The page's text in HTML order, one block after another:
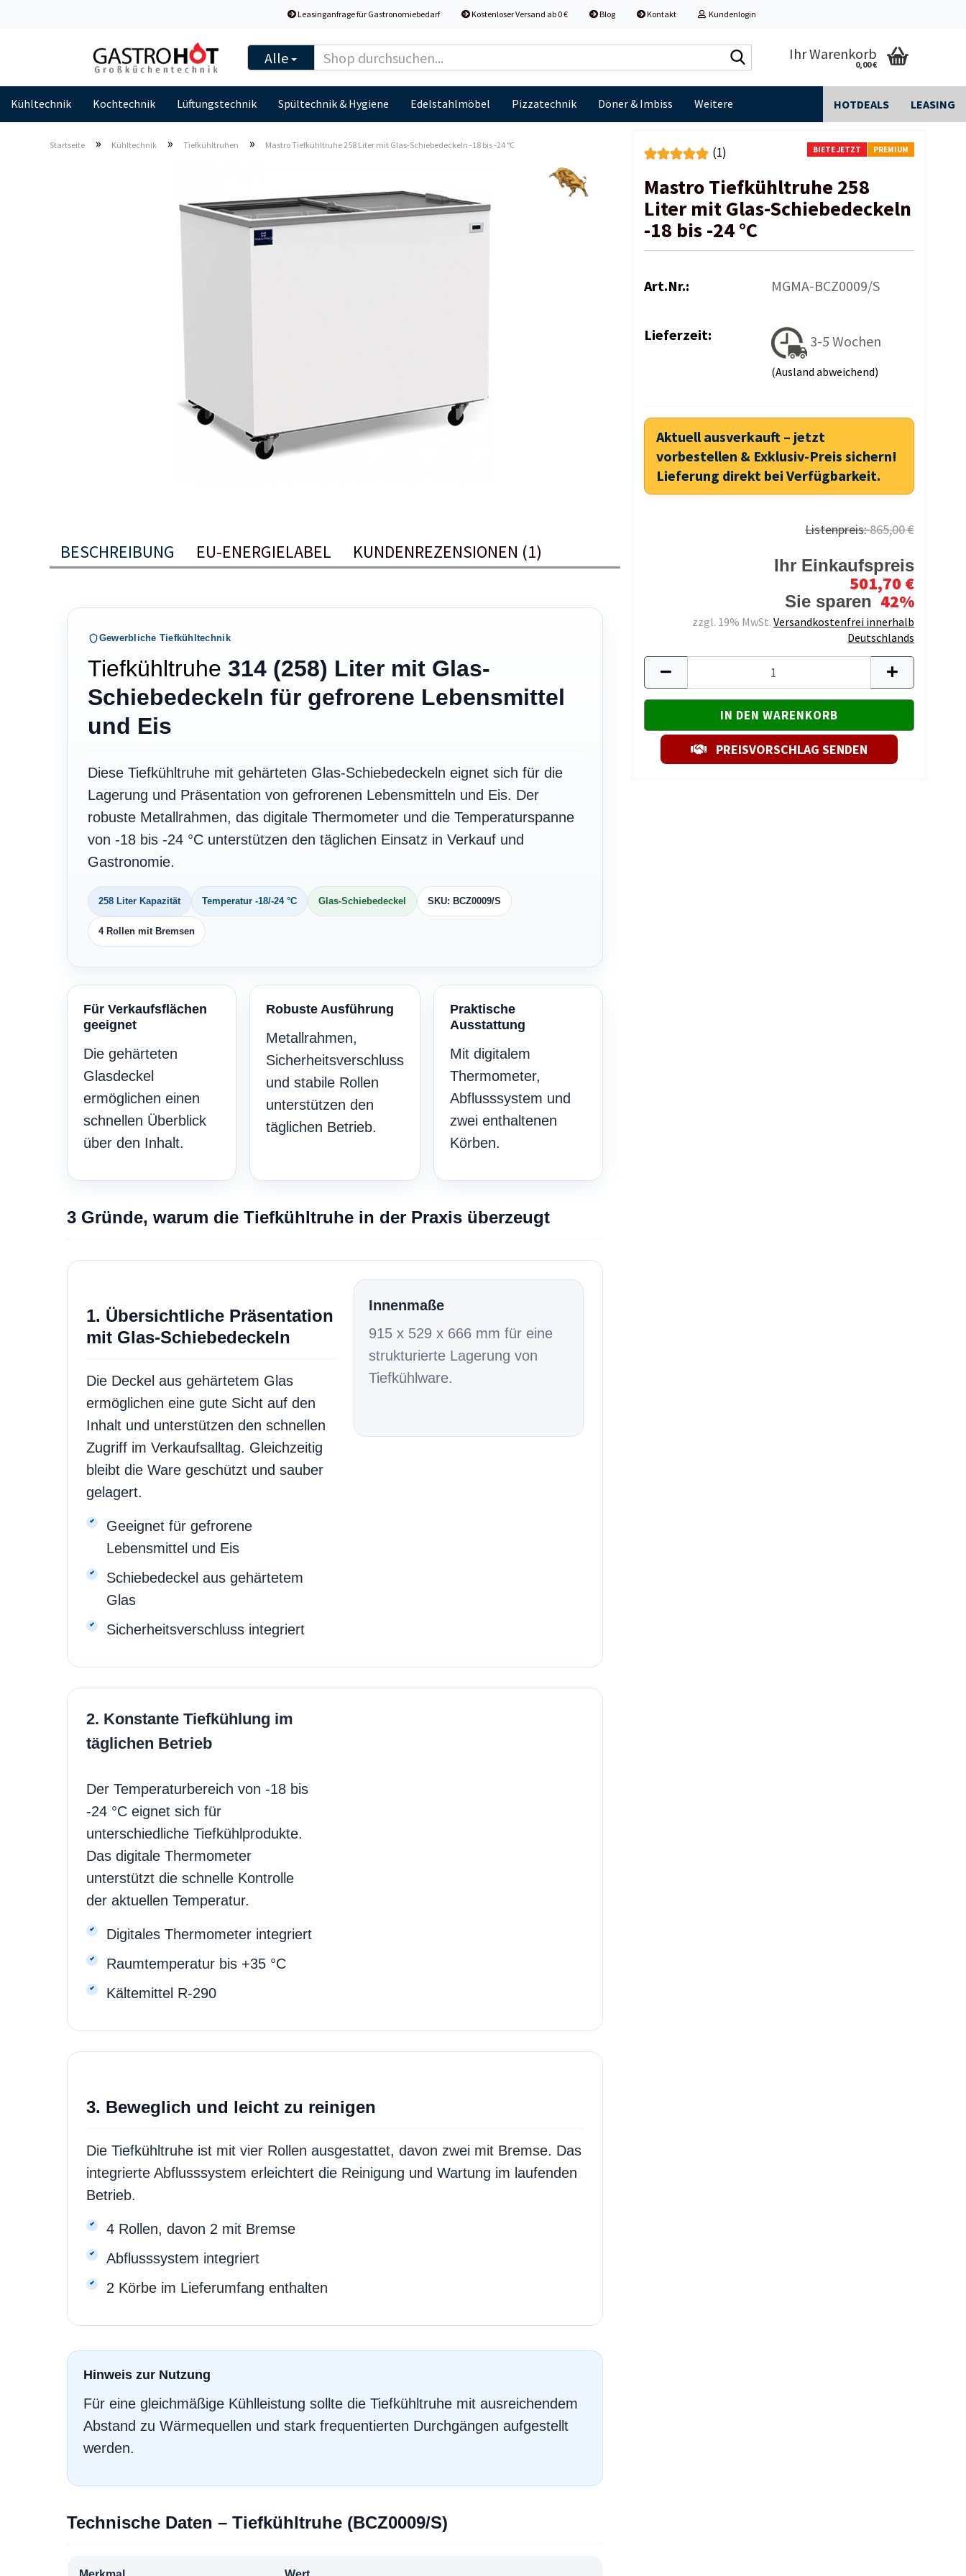
Leasinganfrage für Gastronomiebedarf Kostenloser Versand ab 0 € Blog Kontakt Kundenlogin
Alle
durchsuchen...
Ihr Warenkorb
0,00 €
Kühltechnik Kochtechnik Lüftungstechnik Spültechnik & Hygiene Edelstahlmöbel Pizzatechnik Döner & Imbiss HOTDEALS LEASING
Weitere
Startseite » Kühltechnik » Tiefkühltruhen » Mastro Tiefkühltruhe 258 Liter mit Glas-Schiebedeckeln -18 bis -24 °C BIETE JETZT PREMIUM
(1)
Mastro Tiefkühltruhe 258
Liter mit Glas-Schiebedeckeln
-18 bis -24 °C
Art.Nr.: MGMA-BCZ0009/S
Lieferzeit: 3-5 Wochen
(Ausland abweichend)
Aktuell ausverkauft – jetzt
vorbestellen & Exklusiv-Preis sichern!
Lieferung direkt bei Verfügbarkeit.
Listenpreis:865,00 €
Ihr Einkaufspreis
501,70 €
Sie sparen 42%
zzgl. 19% MwSt.Versandkostenfrei innerhalb
Deutschlands
PREISVORSCHLAG SENDEN
BESCHREIBUNG EU-ENERGIELABEL KUNDENREZENSIONEN (1)
Gewerbliche Tiefkühltechnik
Tiefkühltruhe 314 (258) Liter mit Glas-
Schiebedeckeln für gefrorene Lebensmittel
und Eis
Diese Tiefkühltruhe mit gehärteten Glas-Schiebedeckeln eignet sich für die
Lagerung und Präsentation von gefrorenen Lebensmitteln und Eis. Der
robuste Metallrahmen, das digitale Thermometer und die Temperaturspanne
von -18 bis -24 °C unterstützen den täglichen Einsatz in Verkauf und
Gastronomie.
258 Liter Kapazität Temperatur -18/-24 °C Glas-Schiebedeckel SKU: BCZ0009/S
4 Rollen mit Bremsen
Für Verkaufsflächen
geeignet
Die gehärteten
Glasdeckel
ermöglichen einen
schnellen Überblick
über den Inhalt.
Robuste Ausführung
Metallrahmen,
Sicherheitsverschluss
und stabile Rollen
unterstützen den
täglichen Betrieb.
Praktische
Ausstattung
Mit digitalem
Thermometer,
Abflusssystem und
zwei enthaltenen
Körben.
3 Gründe, warum die Tiefkühltruhe in der Praxis überzeugt
1. Übersichtliche Präsentation
mit Glas-Schiebedeckeln
Die Deckel aus gehärtetem Glas
ermöglichen eine gute Sicht auf den
Inhalt und unterstützen den schnellen
Zugriff im Verkaufsalltag. Gleichzeitig
bleibt die Ware geschützt und sauber
gelagert.
Geeignet für gefrorene
Lebensmittel und Eis
Schiebedeckel aus gehärtetem
Glas
Sicherheitsverschluss integriert
Innenmaße
915 x 529 x 666 mm für eine
strukturierte Lagerung von
Tiefkühlware.
2. Konstante Tiefkühlung im
täglichen Betrieb
Der Temperaturbereich von -18 bis
-24 °C eignet sich für
unterschiedliche Tiefkühlprodukte.
Das digitale Thermometer
unterstützt die schnelle Kontrolle
der aktuellen Temperatur.
Digitales Thermometer integriert
Raumtemperatur bis +35 °C
Kältemittel R-290
3. Beweglich und leicht zu reinigen
Die Tiefkühltruhe ist mit vier Rollen ausgestattet, davon zwei mit Bremse. Das
integrierte Abflusssystem erleichtert die Reinigung und Wartung im laufenden
Betrieb.
4 Rollen, davon 2 mit Bremse
Abflusssystem integriert
2 Körbe im Lieferumfang enthalten
Hinweis zur Nutzung
Für eine gleichmäßige Kühlleistung sollte die Tiefkühltruhe mit ausreichendem
Abstand zu Wärmequellen und stark frequentierten Durchgängen aufgestellt
werden.
Technische Daten – Tiefkühltruhe (BCZ0009/S)